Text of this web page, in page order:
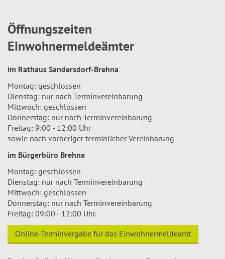
Öffnungszeiten
Einwohnermeldeämter
im Rathaus Sandersdorf-Brehna
Montag: geschlossen
Dienstag: nur nach Terminvereinbarung
Mittwoch: geschlossen
Donnerstag: nur nach Terminvereinbarung
Freitag: 9:00 - 12:00 Uhr
sowie nach vorheriger terminlicher Vereinbarung
im Bürgerbüro Brehna
Montag: geschlossen
Dienstag: nur nach Terminvereinbarung
Mittwoch: geschlossen
Donnerstag: nur nach Terminvereinbarung
Freitag: 09:00 - 12:00 Uhr.
Online-Terminvergabe für das Einwohnermeldeamt